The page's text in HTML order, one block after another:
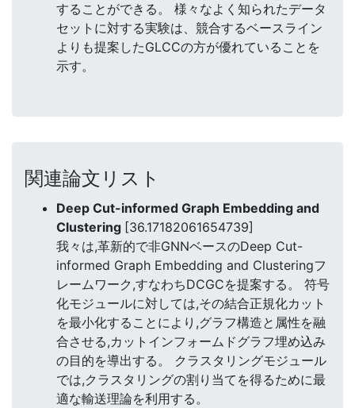
することができる。 様々なよく知られたデータ
セットに対する実験は、競合するベースライン
よりも提案したGLCCの方が優れていることを
示す。
関連論文リスト
Deep Cut-informed Graph Embedding and
Clustering [36.17182061654739]
我々は,革新的で非GNNベースのDeep Cut-
informed Graph Embedding and Clusteringフ
レームワーク,すなわちDCGCを提案する。 符号
化モジュールに対しては,その結合正規化カット
を最小化することにより,グラフ構造と属性を融
合させる,カットインフォームドグラフ埋め込み
の目的を導出する。 クラスタリングモジュール
では,クラスタリングの割り当てを得るために最
適な輸送理論を利用する。